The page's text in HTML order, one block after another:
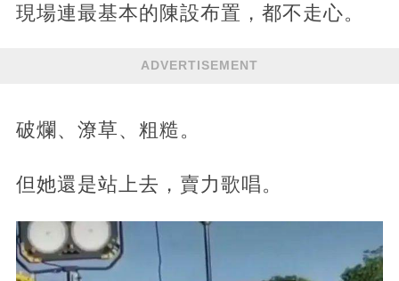
現場連最基本的陳設布置，都不走心。
ADVERTISEMENT
破爛、潦草、粗糙。
但她還是站上去，賣力歌唱。